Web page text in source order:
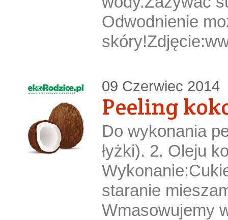
Odwodnienie
09 Czerwiec 2014
Peeling
Do wykonania
łyżki). 2. Oleju
staranie
Wmasowujemy